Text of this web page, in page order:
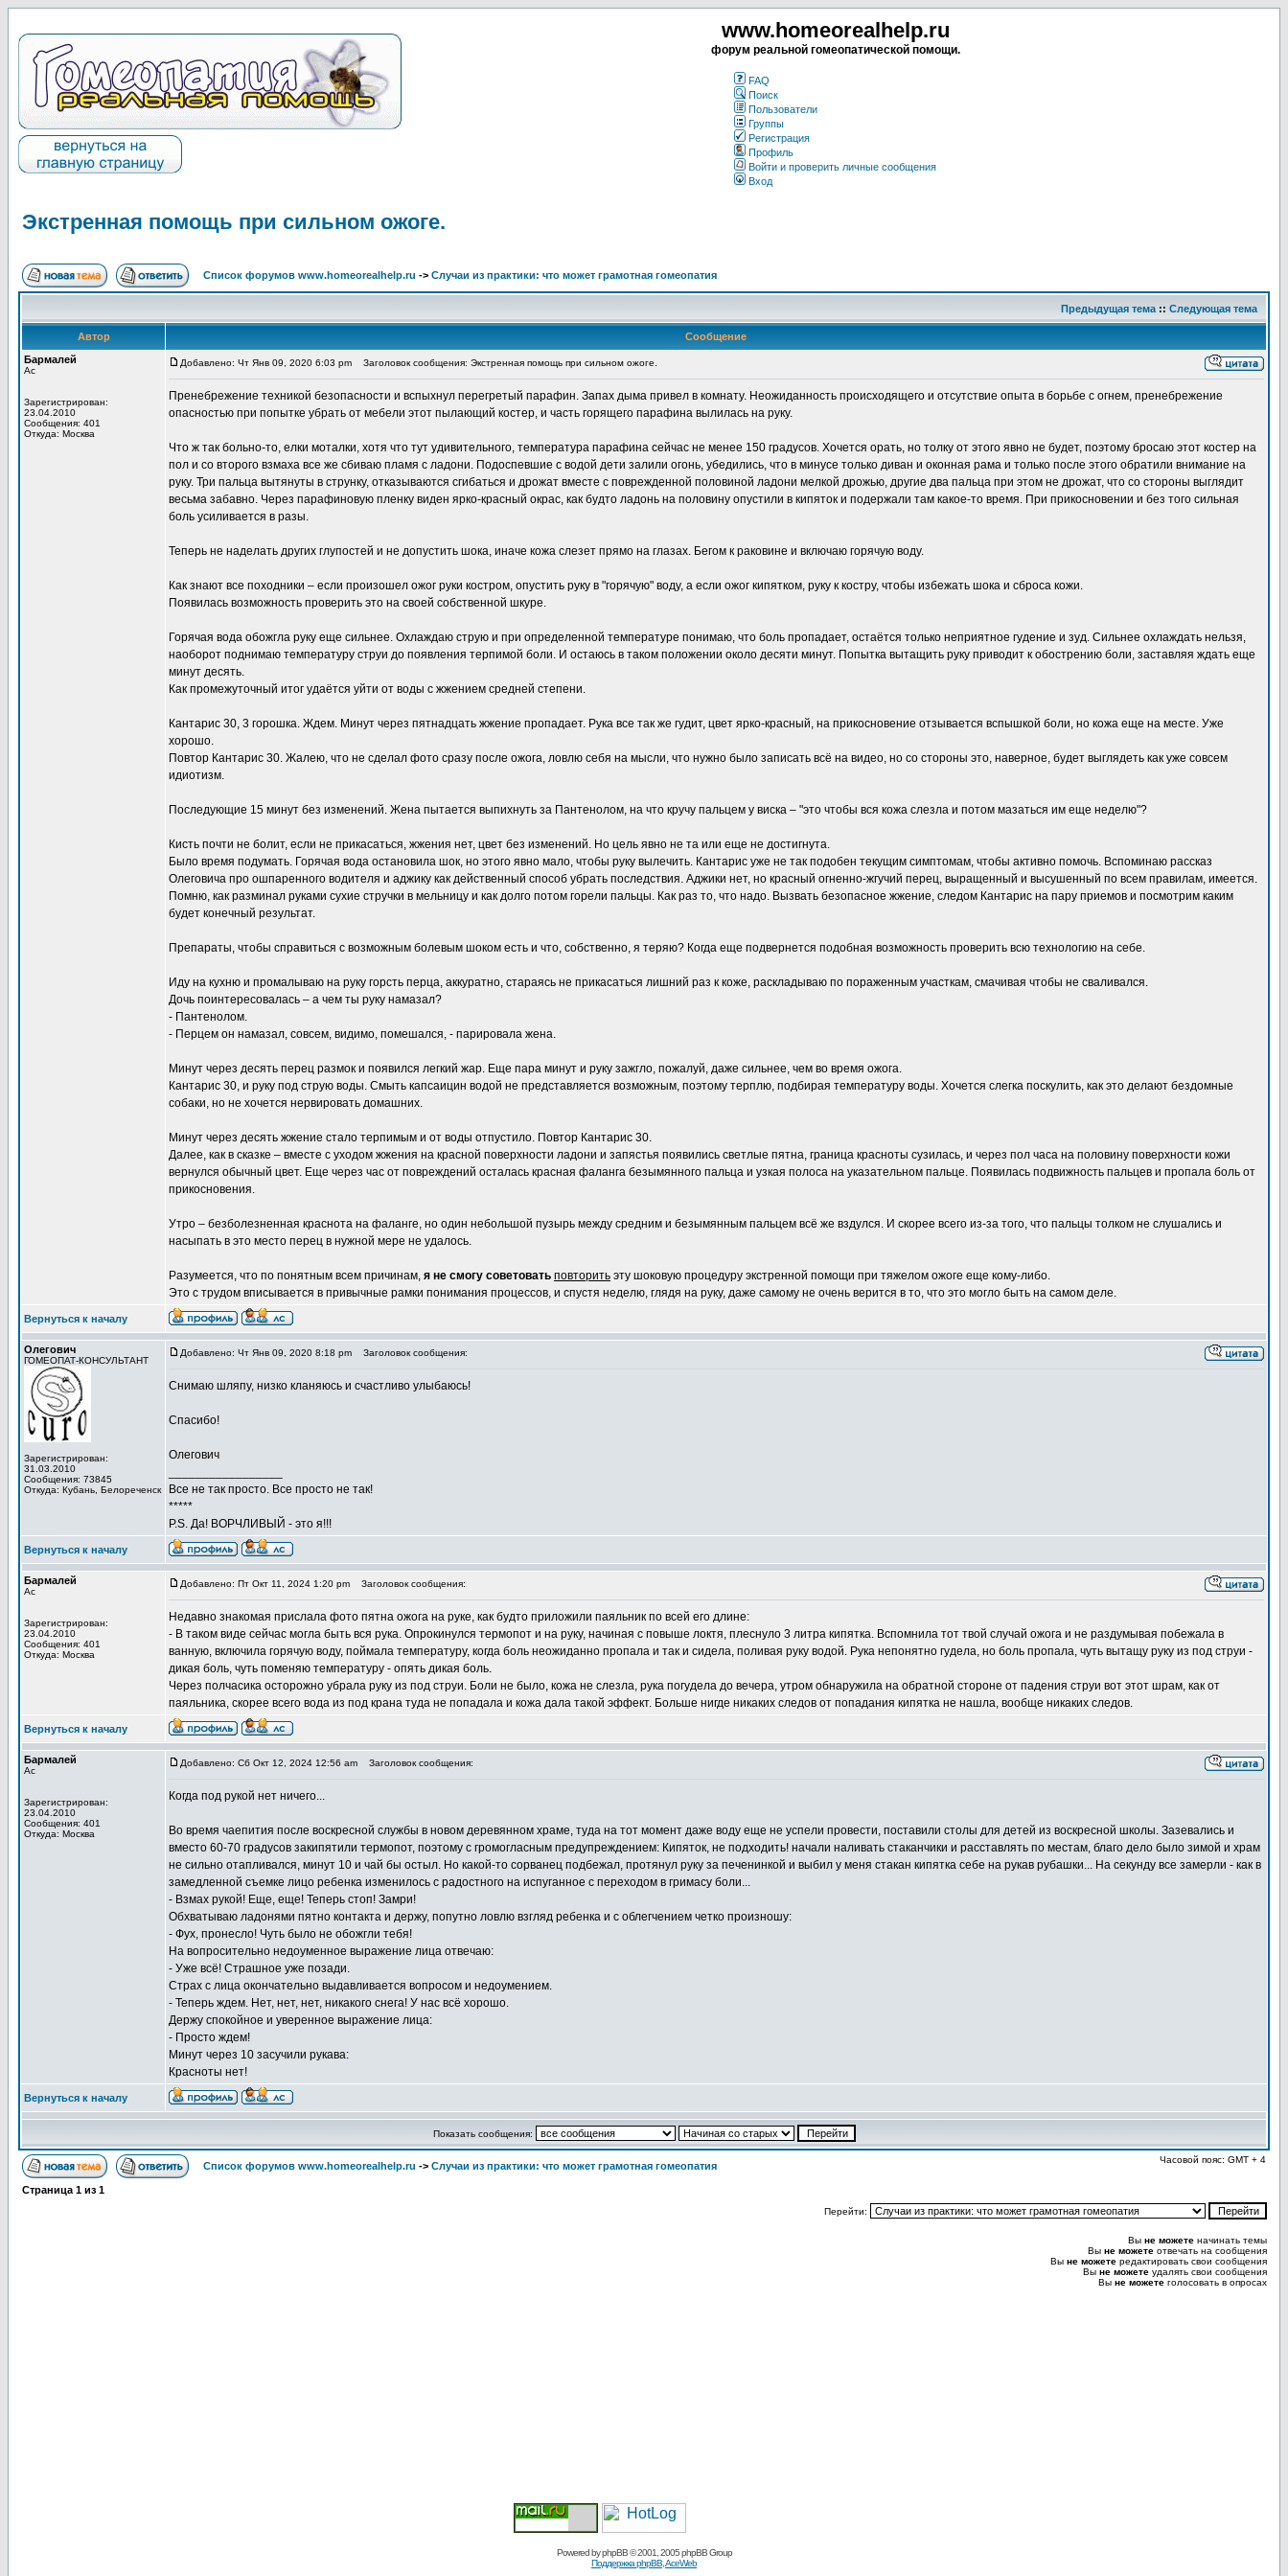
www.homeorealhelp.ru
форум реальной гомеопатической помощи.
FAQ
Поиск
Пользователи
Группы
Регистрация
Профиль
Войти и проверить личные сообщения
Вход
Экстренная помощь при сильном ожоге.
Список форумов www.homeorealhelp.ru -> Случаи из практики: что может грамотная гомеопатия
Предыдущая тема :: Следующая тема
Автор
Сообщение
Бармалей
Ас
Зарегистрирован:
23.04.2010
Сообщения: 401
Откуда: Москва
Добавлено: Чт Янв 09, 2020 6:03 pm Заголовок сообщения: Экстренная помощь при сильном ожоге.
Пренебрежение техникой безопасности и вспыхнул перегретый парафин. Запах дыма привел в комнату. Неожиданность происходящего и отсутствие опыта в борьбе с огнем, пренебрежение
опасностью при попытке убрать от мебели этот пылающий костер, и часть горящего парафина вылилась на руку.
Что ж так больно-то, елки моталки, хотя что тут удивительного, температура парафина сейчас не менее 150 градусов. Хочется орать, но толку от этого явно не будет, поэтому бросаю этот костер на
пол и со второго взмаха все же сбиваю пламя с ладони. Подоспевшие с водой дети залили огонь, убедились, что в минусе только диван и оконная рама и только после этого обратили внимание на
руку. Три пальца вытянуты в струнку, отказываются сгибаться и дрожат вместе с поврежденной половиной ладони мелкой дрожью, другие два пальца при этом не дрожат, что со стороны выглядит
весьма забавно. Через парафиновую пленку виден ярко-красный окрас, как будто ладонь на половину опустили в кипяток и подержали там какое-то время. При прикосновении и без того сильная
боль усиливается в разы.
Теперь не наделать других глупостей и не допустить шока, иначе кожа слезет прямо на глазах. Бегом к раковине и включаю горячую воду.
Как знают все походники – если произошел ожог руки костром, опустить руку в "горячую" воду, а если ожог кипятком, руку к костру, чтобы избежать шока и сброса кожи.
Появилась возможность проверить это на своей собственной шкуре.
Горячая вода обожгла руку еще сильнее. Охлаждаю струю и при определенной температуре понимаю, что боль пропадает, остаётся только неприятное гудение и зуд. Сильнее охлаждать нельзя,
наоборот поднимаю температуру струи до появления терпимой боли. И остаюсь в таком положении около десяти минут. Попытка вытащить руку приводит к обострению боли, заставляя ждать еще
минут десять.
Как промежуточный итог удаётся уйти от воды с жжением средней степени.
Кантарис 30, 3 горошка. Ждем. Минут через пятнадцать жжение пропадает. Рука все так же гудит, цвет ярко-красный, на прикосновение отзывается вспышкой боли, но кожа еще на месте. Уже
хорошо.
Повтор Кантарис 30. Жалею, что не сделал фото сразу после ожога, ловлю себя на мысли, что нужно было записать всё на видео, но со стороны это, наверное, будет выглядеть как уже совсем
идиотизм.
Последующие 15 минут без изменений. Жена пытается выпихнуть за Пантенолом, на что кручу пальцем у виска – "это чтобы вся кожа слезла и потом мазаться им еще неделю"?
Кисть почти не болит, если не прикасаться, жжения нет, цвет без изменений. Но цель явно не та или еще не достигнута.
Было время подумать. Горячая вода остановила шок, но этого явно мало, чтобы руку вылечить. Кантарис уже не так подобен текущим симптомам, чтобы активно помочь. Вспоминаю рассказ
Олеговича про ошпаренного водителя и аджику как действенный способ убрать последствия. Аджики нет, но красный огненно-жгучий перец, выращенный и высушенный по всем правилам, имеется.
Помню, как разминал руками сухие стручки в мельницу и как долго потом горели пальцы. Как раз то, что надо. Вызвать безопасное жжение, следом Кантарис на пару приемов и посмотрим каким
будет конечный результат.
Препараты, чтобы справиться с возможным болевым шоком есть и что, собственно, я теряю? Когда еще подвернется подобная возможность проверить всю технологию на себе.
Иду на кухню и промалываю на руку горсть перца, аккуратно, стараясь не прикасаться лишний раз к коже, раскладываю по пораженным участкам, смачивая чтобы не сваливался.
Дочь поинтересовалась – а чем ты руку намазал?
- Пантенолом.
- Перцем он намазал, совсем, видимо, помешался, - парировала жена.
Минут через десять перец размок и появился легкий жар. Еще пара минут и руку зажгло, пожалуй, даже сильнее, чем во время ожога.
Кантарис 30, и руку под струю воды. Смыть капсаицин водой не представляется возможным, поэтому терплю, подбирая температуру воды. Хочется слегка поскулить, как это делают бездомные
собаки, но не хочется нервировать домашних.
Минут через десять жжение стало терпимым и от воды отпустило. Повтор Кантарис 30.
Далее, как в сказке – вместе с уходом жжения на красной поверхности ладони и запястья появились светлые пятна, граница красноты сузилась, и через пол часа на половину поверхности кожи
вернулся обычный цвет. Еще через час от повреждений осталась красная фаланга безымянного пальца и узкая полоса на указательном пальце. Появилась подвижность пальцев и пропала боль от
прикосновения.
Утро – безболезненная краснота на фаланге, но один небольшой пузырь между средним и безымянным пальцем всё же вздулся. И скорее всего из-за того, что пальцы толком не слушались и
насыпать в это место перец в нужной мере не удалось.
Разумеется, что по понятным всем причинам, я не смогу советовать повторить эту шоковую процедуру экстренной помощи при тяжелом ожоге еще кому-либо.
Это с трудом вписывается в привычные рамки понимания процессов, и спустя неделю, глядя на руку, даже самому не очень верится в то, что это могло быть на самом деле.
Вернуться к началу
Олегович
ГОМЕОПАТ-КОНСУЛЬТАНТ
Зарегистрирован:
31.03.2010
Сообщения: 73845
Откуда: Кубань, Белореченск
Добавлено: Чт Янв 09, 2020 8:18 pm Заголовок сообщения:
Снимаю шляпу, низко кланяюсь и счастливо улыбаюсь!
Спасибо!
Олегович
Все не так просто. Все просто не так!
*****
P.S. Да! ВОРЧЛИВЫЙ - это я!!!
Вернуться к началу
Бармалей
Ас
Зарегистрирован:
23.04.2010
Сообщения: 401
Откуда: Москва
Добавлено: Пт Окт 11, 2024 1:20 pm Заголовок сообщения:
Недавно знакомая прислала фото пятна ожога на руке, как будто приложили паяльник по всей его длине:
- В таком виде сейчас могла быть вся рука. Опрокинулся термопот и на руку, начиная с повыше локтя, плеснуло 3 литра кипятка. Вспомнила тот твой случай ожога и не раздумывая побежала в
ванную, включила горячую воду, поймала температуру, когда боль неожиданно пропала и так и сидела, поливая руку водой. Рука непонятно гудела, но боль пропала, чуть вытащу руку из под струи -
дикая боль, чуть поменяю температуру - опять дикая боль.
Через полчасика осторожно убрала руку из под струи. Боли не было, кожа не слезла, рука погудела до вечера, утром обнаружила на обратной стороне от падения струи вот этот шрам, как от
паяльника, скорее всего вода из под крана туда не попадала и кожа дала такой эффект. Больше нигде никаких следов от попадания кипятка не нашла, вообще никаких следов.
Вернуться к началу
Бармалей
Ас
Зарегистрирован:
23.04.2010
Сообщения: 401
Откуда: Москва
Добавлено: Сб Окт 12, 2024 12:56 am Заголовок сообщения:
Когда под рукой нет ничего...
Во время чаепития после воскресной службы в новом деревянном храме, туда на тот момент даже воду еще не успели провести, поставили столы для детей из воскресной школы. Зазевались и
вместо 60-70 градусов закипятили термопот, поэтому с громогласным предупреждением: Кипяток, не подходить! начали наливать стаканчики и расставлять по местам, благо дело было зимой и храм
не сильно отапливался, минут 10 и чай бы остыл. Но какой-то сорванец подбежал, протянул руку за печенинкой и выбил у меня стакан кипятка себе на рукав рубашки... На секунду все замерли - как в
замедленной съемке лицо ребенка изменилось с радостного на испуганное с переходом в гримасу боли...
- Взмах рукой! Еще, еще! Теперь стоп! Замри!
Обхватываю ладонями пятно контакта и держу, попутно ловлю взгляд ребенка и с облегчением четко произношу:
- Фух, пронесло! Чуть было не обожгли тебя!
На вопросительно недоуменное выражение лица отвечаю:
- Уже всё! Страшное уже позади.
Страх с лица окончательно выдавливается вопросом и недоумением.
- Теперь ждем. Нет, нет, нет, никакого снега! У нас всё хорошо.
Держу спокойное и уверенное выражение лица:
- Просто ждем!
Минут через 10 засучили рукава:
Красноты нет!
Вернуться к началу
Показать сообщения:
Список форумов www.homeorealhelp.ru -> Случаи из практики: что может грамотная гомеопатия
Часовой пояс: GMT + 4
Страница 1 из 1
Перейти:
Вы не можете начинать темы
Вы не можете отвечать на сообщения
Вы не можете редактировать свои сообщения
Вы не можете удалять свои сообщения
Вы не можете голосовать в опросах
Powered byphpBB© 2001, 2005 phpBB Group
Поддержка phpBB AceWeb